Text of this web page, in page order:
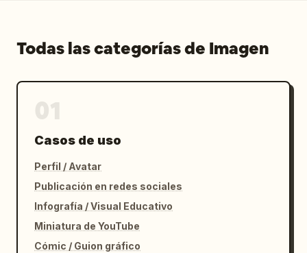
Todas las categorías de Imagen
Casos de uso
Perfil / Avatar
Publicación en redes sociales
Infografía / Visual Educativo
Miniatura de YouTube
Cómic / Guion gráfico